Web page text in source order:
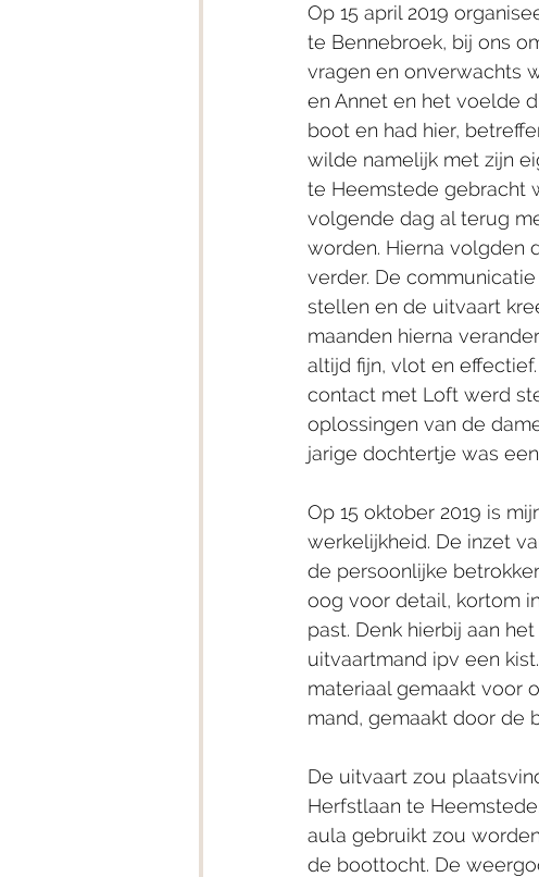
Op 15 april 2019
te Bennebroek, bij ons
vragen en onverwachts
en Annet en het voelde
boot en had hier,
wilde namelijk met zijn
te Heemstede gebracht
volgende dag al terug
worden. Hierna volgden
verder. De
stellen en de uitvaart
maanden hierna
altijd fijn, vlot en
contact met Loft werd
oplossingen van de
jarige dochtertje was
Op 15 oktober 2019 is
werkelijkheid. De inzet
de persoonlijke
oog voor detail, kortom
past. Denk hierbij aan
uitvaartmand ipv een
materiaal gemaakt voor
mand, gemaakt door de
De uitvaart zou
Herfstlaan te
aula gebruikt zou
de boottocht. De